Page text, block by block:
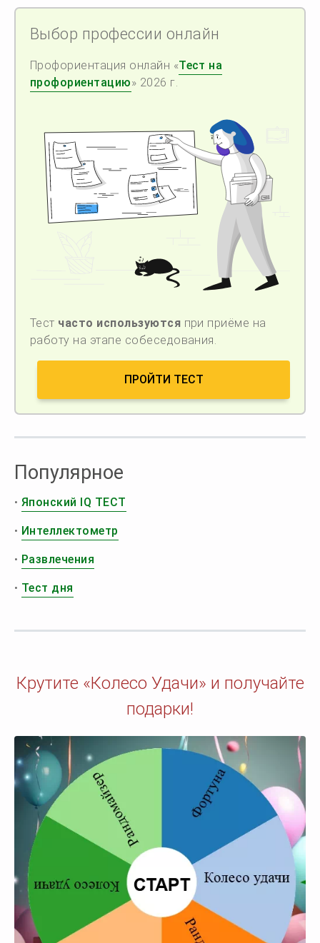
Выбор профессии онлайн
Профориентация онлайн «Тест на
профориентацию» 2026 г.
Тест часто используются при приёме на
работу на этапе собеседования.
ПРОЙТИ ТЕСТ
Популярное
• Японский IQ ТЕСТ
• Интеллектометр
• Развлечения
• Тест дня
Крутите «Колесо Удачи» и получайте
подарки!